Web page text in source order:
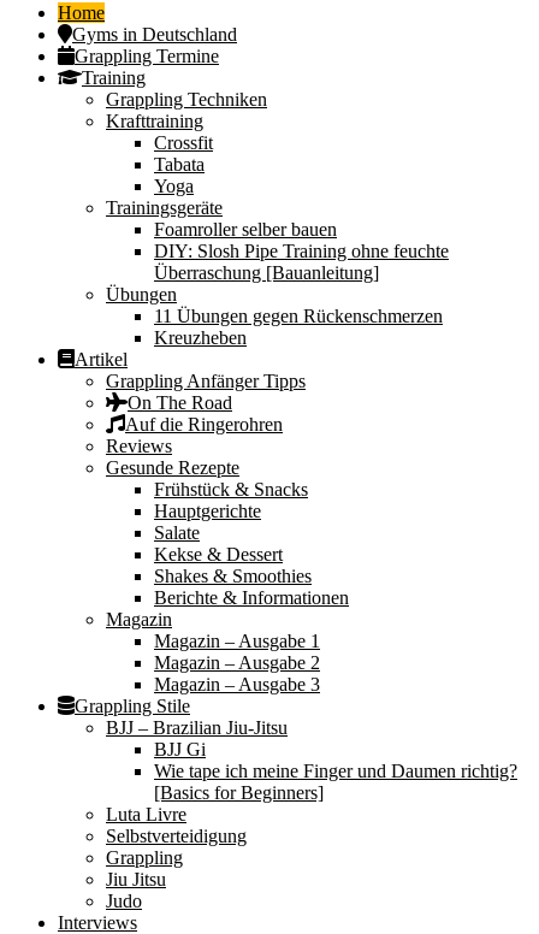
Home
Gyms in Deutschland
Grappling Termine
Training
Grappling Techniken
Krafttraining
Crossfit
Tabata
Yoga
Trainingsgeräte
Foamroller selber bauen
DIY: Slosh Pipe Training ohne feuchte
Überraschung [Bauanleitung]
Übungen
11 Übungen gegen Rückenschmerzen
Kreuzheben
Artikel
Grappling Anfänger Tipps
On The Road
Auf die Ringerohren
Reviews
Gesunde Rezepte
Frühstück & Snacks
Hauptgerichte
Salate
Kekse & Dessert
Shakes & Smoothies
Berichte & Informationen
Magazin
Magazin – Ausgabe 1
Magazin – Ausgabe 2
Magazin – Ausgabe 3
Grappling Stile
BJJ – Brazilian Jiu-Jitsu
BJJ Gi
Wie tape ich meine Finger und Daumen richtig?
[Basics for Beginners]
Luta Livre
Selbstverteidigung
Grappling
Jiu Jitsu
Judo
Interviews